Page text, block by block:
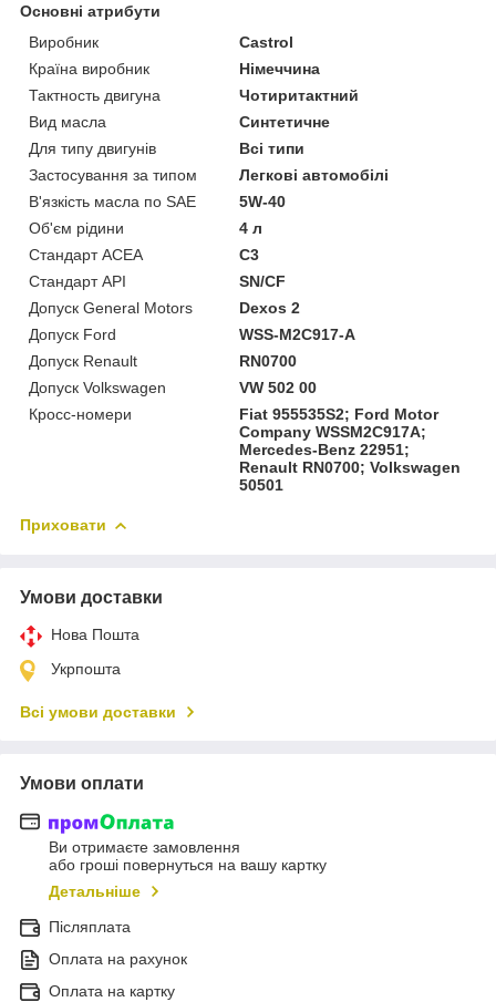
Основні атрибути
Виробник
Castrol
Країна виробник
Німеччина
Тактность двигуна
Чотиритактний
Вид масла
Синтетичне
Для типу двигунів
Всі типи
Застосування за типом
Легкові автомобілі
В'язкість масла по SAE
5W-40
Об'єм рідини
4 л
Стандарт ACEA
C3
Стандарт API
SN/CF
Допуск General Motors
Dexos 2
Допуск Ford
WSS-M2C917-A
Допуск Renault
RN0700
Допуск Volkswagen
VW 502 00
Кросс-номери
Fiat 955535S2; Ford Motor
Company WSSM2C917A;
Mercedes-Benz 22951;
Renault RN0700; Volkswagen
50501
Приховати
Умови доставки
Нова Пошта
Укрпошта
Всі умови доставки
Умови оплати
Ви отримаєте замовлення
або гроші повернуться на вашу картку
Детальніше
Післяплата
Оплата на рахунок
Оплата на картку